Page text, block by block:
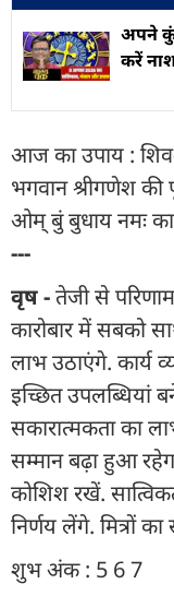
अपने
करें
आज का उपाय :
भगवान श्रीगणेश
ओम् बुं बुधाय नमः का
---
वृष -तेजी से
कारोबार में सबको
लाभ उठाएंगे. कार्य
इच्छित उपलब्धियां
सकारात्मकता का
सम्मान बढ़ा हुआ
कोशिश रखें.
निर्णय लेंगे. मित्रों
शुभ अंक : 5 6 7